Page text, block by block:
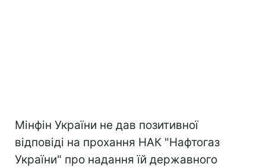
Мінфін України не дав позитивної
відповіді на прохання НАК "Нафтогаз
України" про надання їй державного